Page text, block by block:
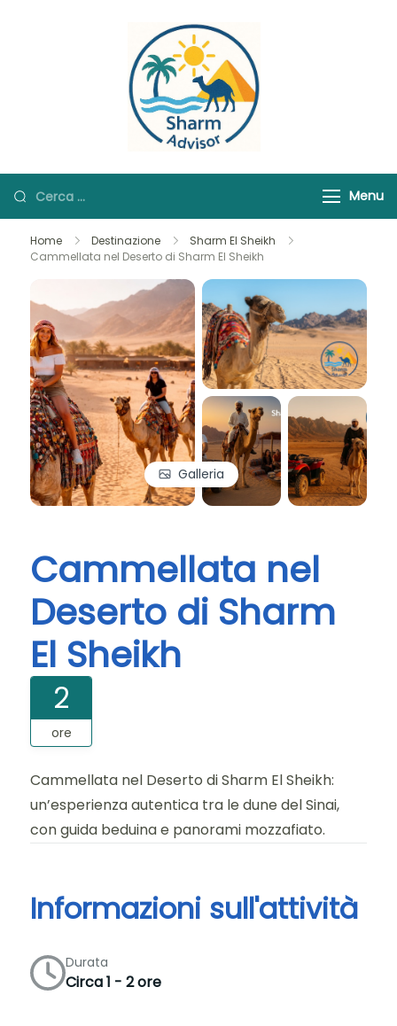
Ricerca
per:
Menu
Home Destinazione
Sharm El Sheikh
Cammellata nel Deserto di Sharm El Sheikh
Galleria
Cammellata nel
Deserto di Sharm
El Sheikh
2
ore
Cammellata nel Deserto di Sharm El Sheikh:
un’esperienza autentica tra le dune del Sinai,
con guida beduina e panorami mozzafiato.
Informazioni sull'attività
Durata
Circa 1 - 2 ore